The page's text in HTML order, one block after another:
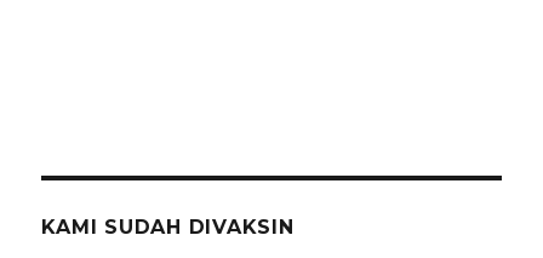
KAMI SUDAH DIVAKSIN